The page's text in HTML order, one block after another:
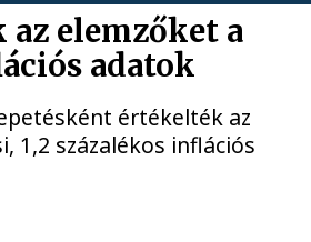
elemzőket a
adatok
értékelték az
1,2 százalékos inflációs